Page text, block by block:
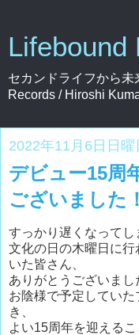
Lifebound
セカンドライフから
Records / Hiroshi
2022年11月6日日曜
デビュー15周
ございました！
すっかり遅くなってし
文化の日の木曜日に
いた皆さん、
ありがとうございまし
お陰様で予定してい
き、
よい15周年を迎えるこ